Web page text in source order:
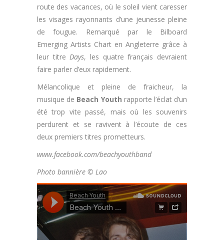
route des vacances, où le soleil vient caresser
les visages rayonnants d’une jeunesse pleine
de fougue. Remarqué par le Bilboard
Emerging Artists Chart en Angleterre grâce à
leur titreDays, les quatre français devraient
faire parler d’eux rapidement.
Mélancolique et pleine de fraicheur, la
musique de Beach Youth rapporte l’éclat d’un
été trop vite passé, mais où les souvenirs
perdurent et se ravivent à l’écoute de ces
deux premiers titres prometteurs.
www.facebook.com/beachyouthband
Photo bannière © Lao